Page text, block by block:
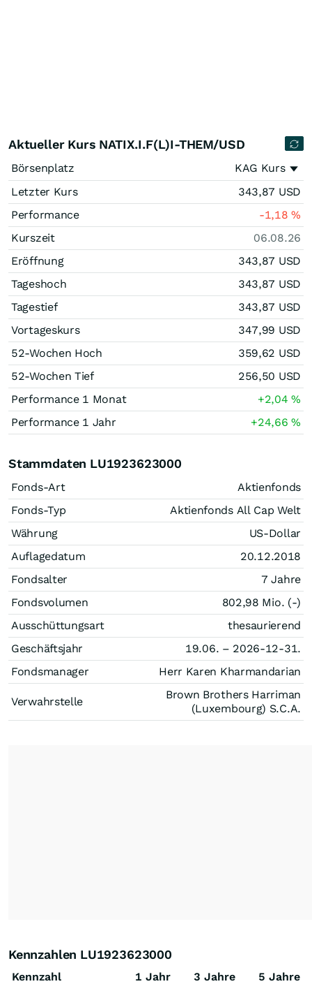
Aktueller Kurs NATIX.I.F(L)I-THEM/USD
Börsenplatz
KAG Kurs
Letzter Kurs
343,87 USD
Performance
-1,18%
Kurszeit
06.08.26
Eröffnung
343,87 USD
Tageshoch
343,87 USD
Tagestief
343,87 USD
Vortageskurs
347,99 USD
52-Wochen Hoch
359,62 USD
52-Wochen Tief
256,50 USD
Performance 1 Monat
+2,04%
Performance 1 Jahr
+24,66%
Stammdaten LU1923623000
Fonds-Art
Aktienfonds
Fonds-Typ
Aktienfonds All Cap Welt
Währung
US-Dollar
Auflagedatum
20.12.2018
Fondsalter
7 Jahre
Fondsvolumen
802,98 Mio. (-)
Ausschüttungsart
thesaurierend
Geschäftsjahr
19.06. – 2026-12-31.
Fondsmanager
Herr Karen Kharmandarian
Verwahrstelle
Brown Brothers Harriman
(Luxembourg) S.C.A.
Kennzahlen LU1923623000
Kennzahl 1 Jahr 3 Jahre
5 Jahre